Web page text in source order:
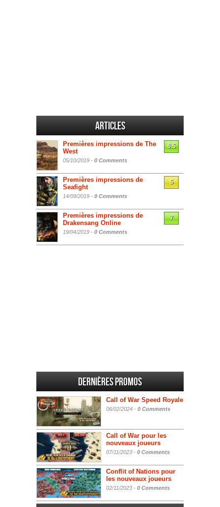
Articles
Premières impressions de The
West
05/10/2019 - 0 Comments
6.5
Premières impressions de
Seafight
14/09/2019 - 0 Comments
5
Premières impressions de
Drakensang Online
19/04/2019 - 0 Comments
7
Dernières promos
Call of War Speed Royale
06/02/2024 - 0 Comments
Call of War pour les
nouveaux joueurs
07/11/2023 - 0 Comments
Conflit of Nations pour
les nouveaux joueurs
02/11/2023 - 0 Comments